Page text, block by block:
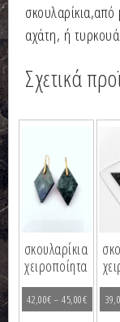
αχάτη, ή
Σχετικά
σκουλαρίκια
χειροποίητα
42,00€–45,00€